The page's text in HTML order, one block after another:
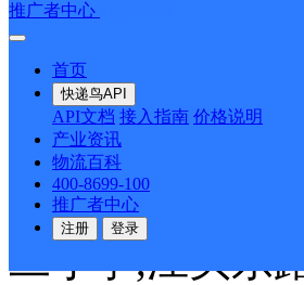
推广者中心
首页
快递鸟API
API文档 接入指南 价格说明
产业资讯
物流百科
400-8699-100
推广者中心
注册 登录
三里（金象家
华新苑,汇腾大
以下,嘉莲里,
邦大厦,建业
二小学,江头东